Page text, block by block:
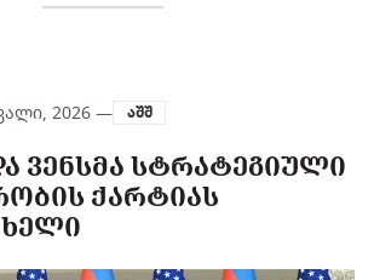
2026 — აშშ
ᲕᲔᲜᲡᲛᲐ ᲡᲢᲠᲐᲢᲔᲒᲘᲣᲚᲘ
ᲥᲐᲠᲢᲘᲐᲡ